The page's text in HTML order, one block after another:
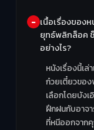
เนื้อเรื่องของ
ยุทธ์พลิกล็อค
อย่างไร?
หนังเรื่องนี้เล่
ก๋วยเตี๋ยวขอ
เลือกโดยบัง
ฝึกฝนกับอาจ
ที่หนีออกจาก